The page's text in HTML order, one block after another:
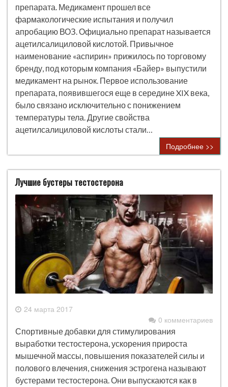
препарата. Медикамент прошел все
фармакологические испытания и получил
апробацию ВОЗ. Официально препарат называется
ацетилсалициловой кислотой. Привычное
наименование «аспирин» прижилось по торговому
бренду, под которым компания «Байер» выпустили
медикамент на рынок. Первое использование
препарата, появившегося еще в середине XIX века,
было связано исключительно с понижением
температуры тела. Другие свойства
ацетилсалициловой кислоты стали…
Подробнее >>
Лучшие бустеры тестостерона
24 марта 2017
0 комментариев
Спортивные добавки для стимулирования
выработки тестостерона, ускорения прироста
мышечной массы, повышения показателей силы и
полового влечения, снижения эстрогена называют
бустерами тестостерона. Они выпускаются как в